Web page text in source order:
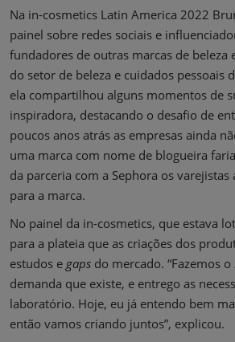
Na in-cosmetics Latin America 2022
painel sobre redes sociais e
fundadores de outras marcas de beleza
do setor de beleza e cuidados pessoais
ela compartilhou alguns momentos de
inspiradora, destacando o desafio de
poucos anos atrás as empresas ainda
uma marca com nome de blogueira
da parceria com a Sephora os
para a marca.
No painel da in-cosmetics, que estava
para a plateia que as criações dos
estudos e gaps do mercado. “Fazemos o
demanda que existe, e entrego as
laboratório. Hoje, eu já entendo bem
então vamos criando juntos”, explicou.